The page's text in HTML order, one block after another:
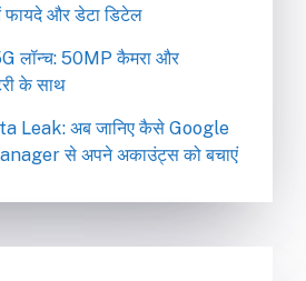
फायदे और डेटा डिटेल
लॉन्च: 50MP कैमरा और
के साथ
Leak: अब जानिए कैसे Google
से अपने अकाउंट्स को बचाएं